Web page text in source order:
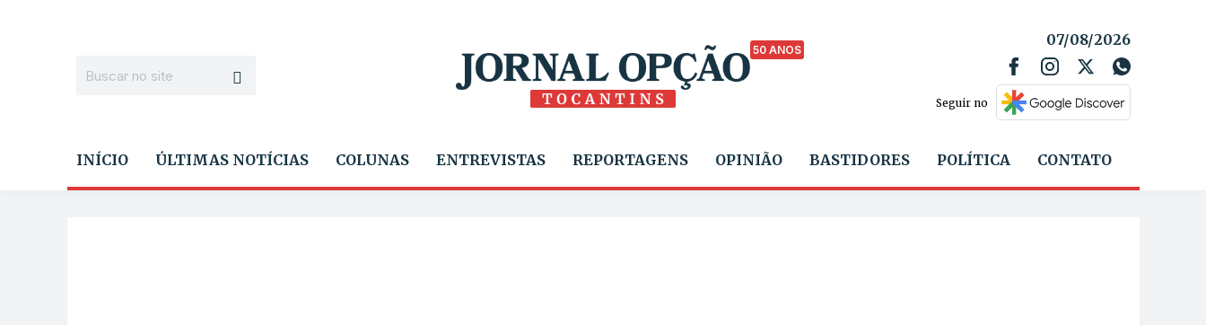
50 ANOS
07/08/2026
Seguir no
INÍCIO ÚLTIMAS NOTÍCIAS COLUNAS ENTREVISTAS REPORTAGENS OPINIÃO BASTIDORES POLÍTICA CONTATO